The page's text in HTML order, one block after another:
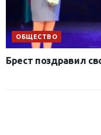
ОБЩЕСТВО
Брест поздравил